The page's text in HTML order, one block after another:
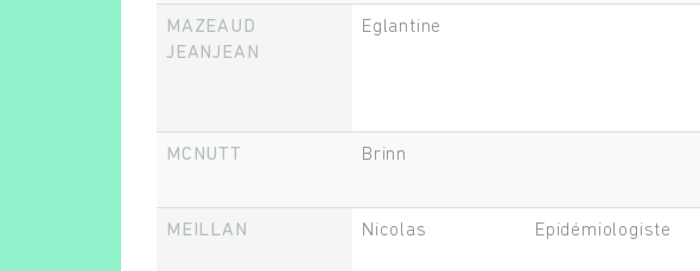
MAZEAUD
JEANJEAN
Eglantine
MCNUTT Brinn
MEILLAN Nicolas Epidémiologiste